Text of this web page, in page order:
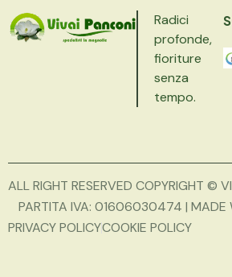
Radici
profonde,
fioriture
senza
tempo.
ALL RIGHT RESERVED COPYRIGHT ©
PARTITA IVA: 01606030474 | MADE
PRIVACY POLICYCOOKIE POLICY